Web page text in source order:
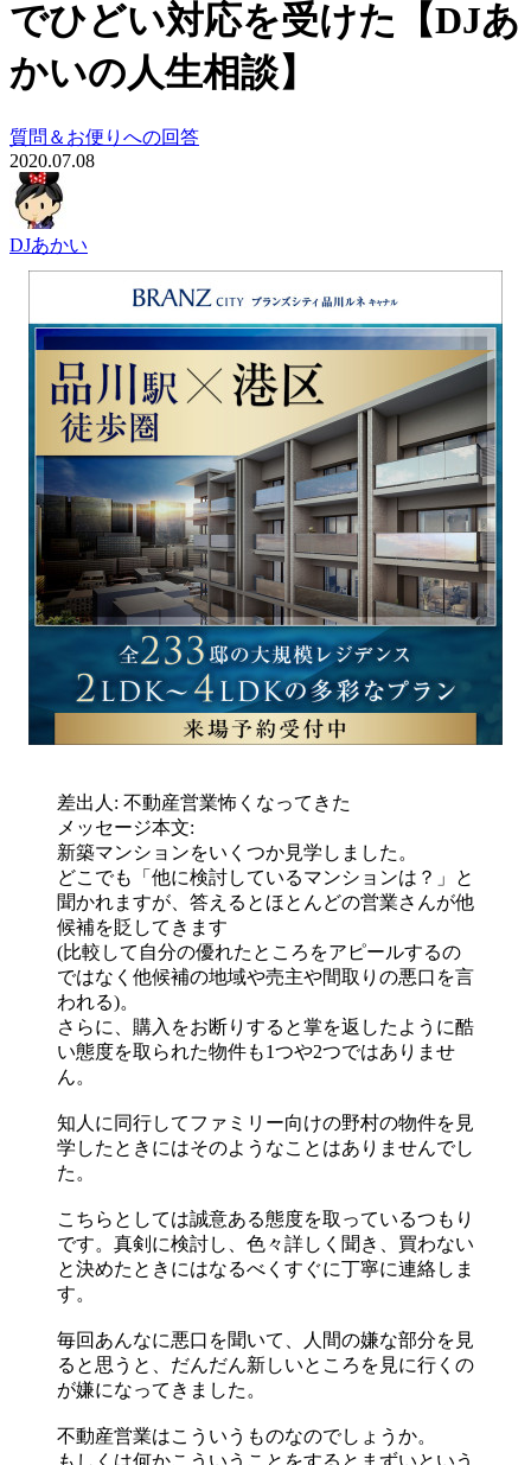
でひどい対応を受けた【DJあ
かいの人生相談】
質問＆お便りへの回答
2020.07.08
DJあかい
差出人: 不動産営業怖くなってきた
メッセージ本文:
新築マンションをいくつか見学しました。
どこでも「他に検討しているマンションは？」と
聞かれますが、答えるとほとんどの営業さんが他
候補を貶してきます
(比較して自分の優れたところをアピールするの
ではなく他候補の地域や売主や間取りの悪口を言
われる)。
さらに、購入をお断りすると掌を返したように酷
い態度を取られた物件も1つや2つではありませ
ん。
知人に同行してファミリー向けの野村の物件を見
学したときにはそのようなことはありませんでし
た。
こちらとしては誠意ある態度を取っているつもり
です。真剣に検討し、色々詳しく聞き、買わない
と決めたときにはなるべくすぐに丁寧に連絡しま
す。
毎回あんなに悪口を聞いて、人間の嫌な部分を見
ると思うと、だんだん新しいところを見に行くの
が嫌になってきました。
不動産営業はこういうものなのでしょうか。
もしくは何かこういうことをするとまずいという